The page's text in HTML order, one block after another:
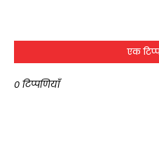
एक
0 टिप्पणियाँ